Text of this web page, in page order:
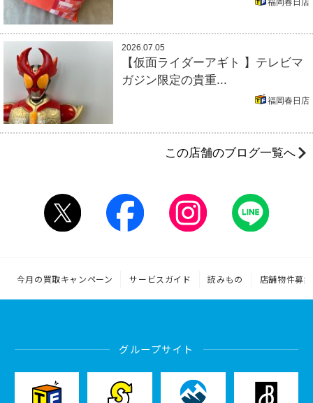
2026.07.05
【仮面ライダーアギト 】テレビマ
ガジン限定の貴重...
福岡春日店
この店舗のブログ一覧へ
今月の買取キャンペーン サービスガイド 読みもの 店舗物件募集
グループサイト